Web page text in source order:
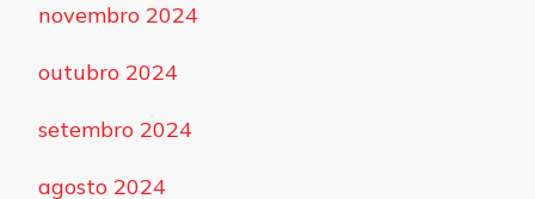
novembro 2024
outubro 2024
setembro 2024
agosto 2024